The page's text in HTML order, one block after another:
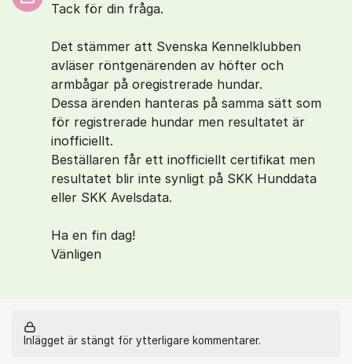
Tack för din fråga.
Det stämmer att Svenska Kennelklubben
avläser röntgenärenden av höfter och
armbågar på oregistrerade hundar.
Dessa ärenden hanteras på samma sätt som
för registrerade hundar men resultatet är
inofficiellt.
Beställaren får ett inofficiellt certifikat men
resultatet blir inte synligt på SKK Hunddata
eller SKK Avelsdata.
Ha en fin dag!
Vänligen
Inlägget är stängt för ytterligare kommentarer.